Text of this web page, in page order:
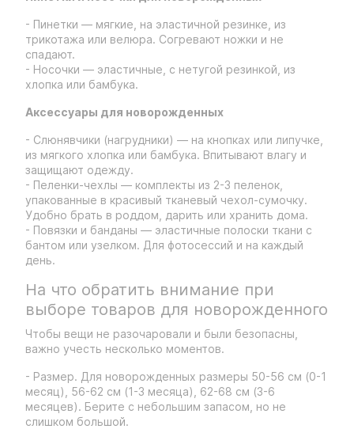
- Пинетки — мягкие, на эластичной резинке, из
трикотажа или велюра. Согревают ножки и не
спадают.
- Носочки — эластичные, с нетугой резинкой, из
хлопка или бамбука.
Аксессуары для новорожденных
- Слюнявчики (нагрудники) — на кнопках или липучке,
из мягкого хлопка или бамбука. Впитывают влагу и
защищают одежду.
- Пеленки-чехлы — комплекты из 2-3 пеленок,
упакованные в красивый тканевый чехол-сумочку.
Удобно брать в роддом, дарить или хранить дома.
- Повязки и банданы — эластичные полоски ткани с
бантом или узелком. Для фотосессий и на каждый
день.
На что обратить внимание при
выборе товаров для новорожденного
Чтобы вещи не разочаровали и были безопасны,
важно учесть несколько моментов.
- Размер. Для новорожденных размеры 50-56 см (0-1
месяц), 56-62 см (1-3 месяца), 62-68 см (3-6
месяцев). Берите с небольшим запасом, но не
слишком большой.